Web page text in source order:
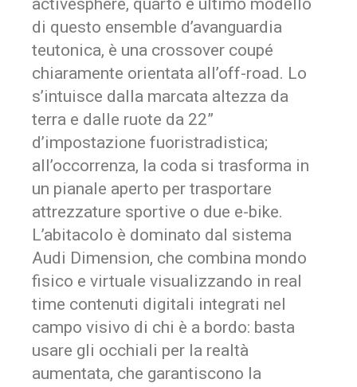
activesphere, quarto e ultimo modello
di questo ensemble d’avanguardia
teutonica, è una crossover coupé
chiaramente orientata all’off-road. Lo
s’intuisce dalla marcata altezza da
terra e dalle ruote da 22”
d’impostazione fuoristradistica;
all’occorrenza, la coda si trasforma in
un pianale aperto per trasportare
attrezzature sportive o due e-bike.
L’abitacolo è dominato dal sistema
Audi Dimension, che combina mondo
fisico e virtuale visualizzando in real
time contenuti digitali integrati nel
campo visivo di chi è a bordo: basta
usare gli occhiali per la realtà
aumentata, che garantiscono la